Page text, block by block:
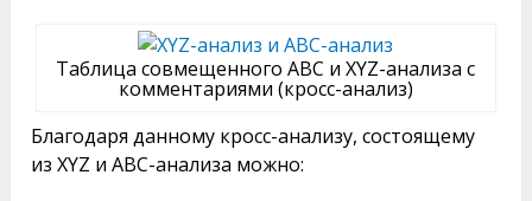
Таблица совмещенного ABC и XYZ-анализа с
комментариями (кросс-анализ)
Благодаря данному кросс-анализу, состоящему
из XYZ и ABC-анализа можно: